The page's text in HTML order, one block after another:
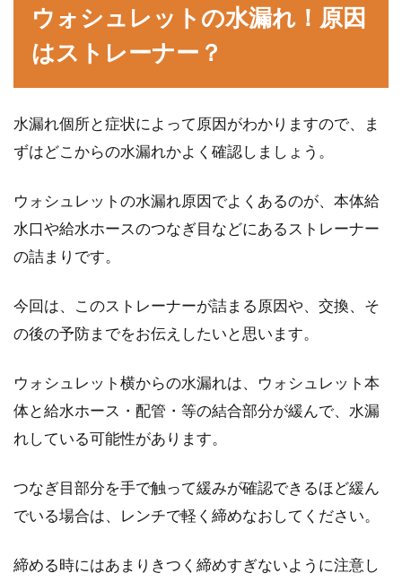
す。しかし、そ...
3kwでの収支はどれくらい？
をつけたいと思われた方も多いのではないでし
窓に貼るフィルム！外から見えない
からプライバシー効果抜群
賃貸物件に住んでいると、1階に住んでいる場
合は特に、窓からの他人の視線が気になる方が
多いのではない...
家賃の日割り計算はどうやるの？返
金されない場合もある！？
賃貸物件に住んでいると、退去時の家賃の支払
ウォシュレットの水漏れ！原因
はストレーナー？
水漏れ個所と症状によって原因がわかりますので、ま
ずはどこからの水漏れかよく確認しましょう。
ウォシュレットの水漏れ原因でよくあるのが、本体給
水口や給水ホースのつなぎ目などにあるストレーナー
の詰まりです。
今回は、このストレーナーが詰まる原因や、交換、そ
の後の予防までをお伝えしたいと思います。
ウォシュレット横からの水漏れは、ウォシュレット本
体と給水ホース・配管・等の結合部分が緩んで、水漏
れしている可能性があります。
つなぎ目部分を手で触って緩みが確認できるほど緩ん
でいる場合は、レンチで軽く締めなおしてください。
締める時にはあまりきつく締めすぎないように注意し